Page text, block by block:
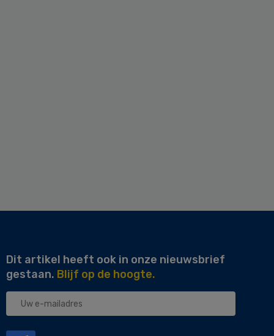
Dit artikel heeft ook in onze nieuwsbrief
gestaan. Blijf op de hoogte.
Uw